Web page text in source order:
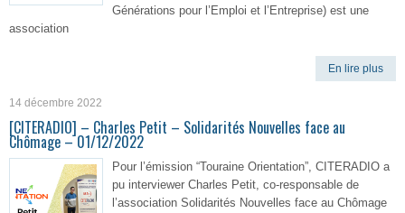
Générations pour l’Emploi et l’Entreprise) est une
association
En lire plus
14 décembre 2022
[CITERADIO] – Charles Petit – Solidarités Nouvelles face au
Chômage – 01/12/2022
Pour l’émission “Touraine Orientation”, CITERADIO a
pu interviewer Charles Petit, co-responsable de
l’association Solidarités Nouvelles face au Chômage